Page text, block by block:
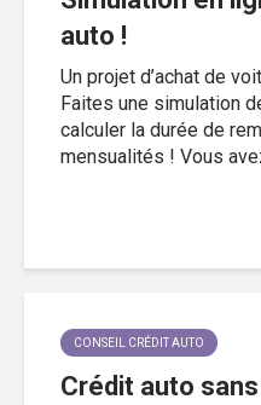
auto !
Un projet d’achat de
Faites une simulation
calculer la durée de
mensualités ! Vous
CONSEIL CRÉDIT AUTO
Crédit auto